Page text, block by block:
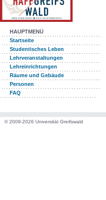
HAUPTMENÜ
Startseite
Studentisches Leben
Lehrveranstaltungen
Lehreinrichtungen
Räume und Gebäude
Personen
FAQ
© 2009-2026 Universität Greifswald